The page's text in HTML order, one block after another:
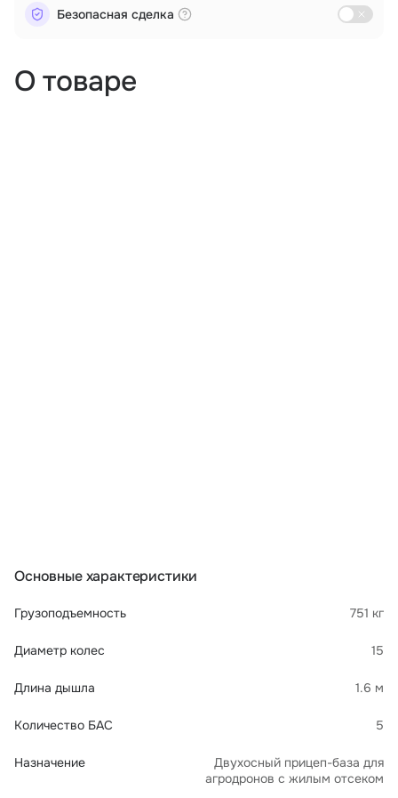
О товаре
Основные характеристики
Грузоподъемность 751 кг
Диаметр колес 15
Длина дышла 1.6 м
Количество БАС 5
Назначение
Двухосный прицеп-база для
агродронов с жилым отсеком
Безопасная сделка